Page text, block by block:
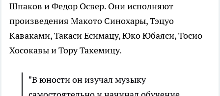
Шпаков и Федор Освер. Они исполняют
произведения Макото Синохары, Тэцуо
Каваками, Такаси Есимацу, Юко Юбаяси, Тосио
Хосокавы и Тору Такемицу.
"В юности он изучал музыку